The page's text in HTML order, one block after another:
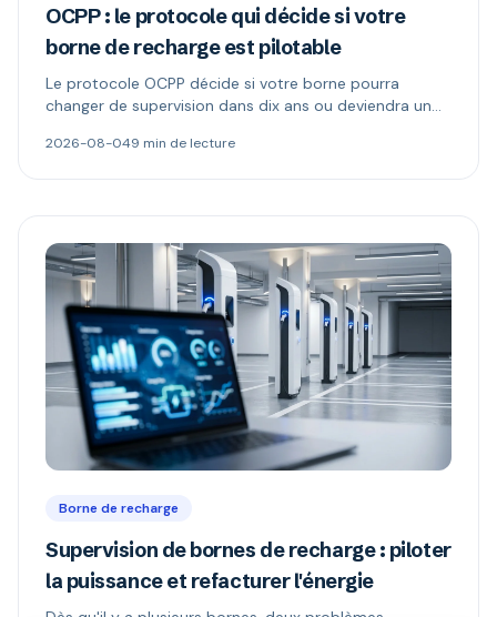
OCPP : le protocole qui décide si votre
borne de recharge est pilotable
Le protocole OCPP décide si votre borne pourra
changer de supervision dans dix ans ou deviendra un
versions 1.6 et 2.0.1, et comment repérer une borne «
2026-08-049 min de lecture
Borne de recharge
Supervision de bornes de recharge : piloter
la puissance et refacturer l'énergie